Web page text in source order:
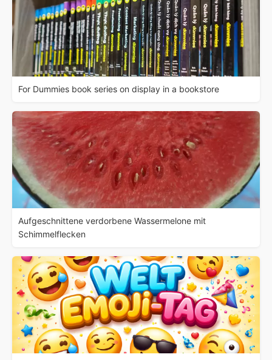
For Dummies book series on display in a bookstore
Aufgeschnittene verdorbene Wassermelone mit
Schimmelflecken